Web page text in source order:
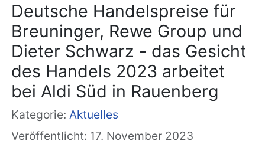
Deutsche Handelspreise für
Breuninger, Rewe Group und
Dieter Schwarz - das Gesicht
des Handels 2023 arbeitet
bei Aldi Süd in Rauenberg
Kategorie:Aktuelles
Veröffentlicht: 17. November 2023